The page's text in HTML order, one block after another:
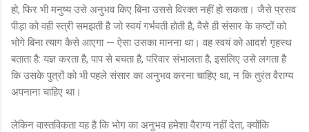
हो, फिर भी मनुष्य उसे अनुभव किए बिना उससे विरक्त नहीं हो सकता। जैसे प्रसव
पीड़ा को वही स्त्री समझती है जो स्वयं गर्भवती होती है, वैसे ही संसार के कष्टों को
भोगे बिना त्याग कैसे आएगा — ऐसा उसका मानना था। वह स्वयं को आदर्श गृहस्थ
बताता है: यज्ञ करता है, पाप से बचता है, परिवार संभालता है, इसलिए उसे लगता है
कि उसके पुत्रों को भी पहले संसार का अनुभव करना चाहिए था, न कि तुरंत वैराग्य
अपनाना चाहिए था।
लेकिन वास्तविकता यह है कि भोग का अनुभव हमेशा वैराग्य नहीं देता, क्योंकि